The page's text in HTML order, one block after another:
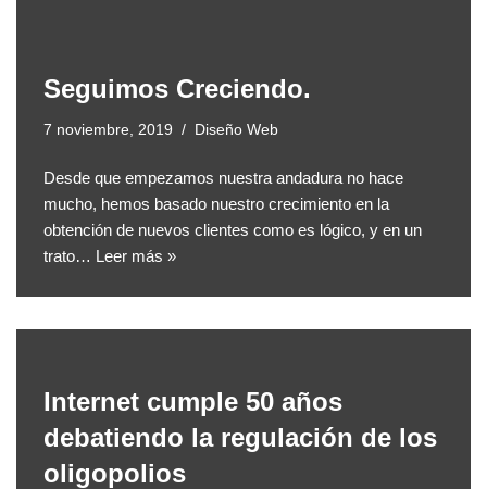
Seguimos Creciendo.
7 noviembre, 2019 Diseño Web
Desde que empezamos nuestra andadura no hace
mucho, hemos basado nuestro crecimiento en la
obtención de nuevos clientes como es lógico, y en un
trato… Leer más »
Internet cumple 50 años
debatiendo la regulación de los
oligopolios